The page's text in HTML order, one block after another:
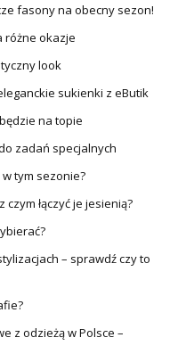
fasony na obecny sezon!
różne okazje
look
sukienki z eButik
na topie
zadań specjalnych
tym sezonie?
łączyć je jesienią?
– sprawdź czy to
z odzieżą w Polsce –